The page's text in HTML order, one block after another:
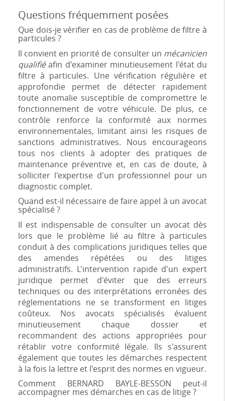
Questions fréquemment posées
Que dois-je vérifier en cas de problème de filtre à
particules ?
Il convient en priorité de consulter un mécanicien
qualifiéafin d'examiner minutieusement l'état du
filtre à particules. Une vérification régulière et
approfondie permet de détecter rapidement
toute anomalie susceptible de compromettre le
fonctionnement de votre véhicule. De plus, ce
contrôle renforce la conformité aux normes
environnementales, limitant ainsi les risques de
sanctions administratives. Nous encourageons
tous nos clients à adopter des pratiques de
maintenance préventive et, en cas de doute, à
solliciter l'expertise d'un professionnel pour un
diagnostic complet.
Quand est-il nécessaire de faire appel à un avocat
spécialisé ?
Il est indispensable de consulter un avocat dès
lors que le problème lié au filtre à particules
conduit à des complications juridiques telles que
des amendes répétées ou des litiges
administratifs. L'intervention rapide d'un expert
juridique permet d'éviter que des erreurs
techniques ou des interprétations erronées des
réglementations ne se transforment en litiges
coûteux. Nos avocats spécialisés évaluent
minutieusement chaque dossier et
recommandent des actions appropriées pour
rétablir votre conformité légale. Ils s'assurent
également que toutes les démarches respectent
à la fois la lettre et l'esprit des normes en vigueur.
Comment BERNARD BAYLE-BESSON peut-il
accompagner mes démarches en cas de litige ?